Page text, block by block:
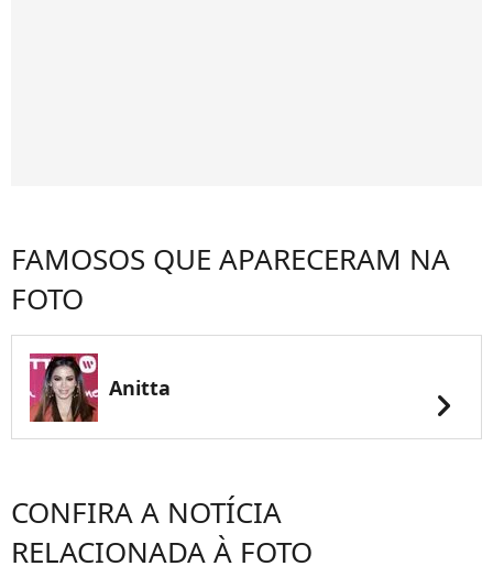
FAMOSOS QUE APARECERAM NA
FOTO
Anitta chevron_right
CONFIRA A NOTÍCIA
RELACIONADA À FOTO